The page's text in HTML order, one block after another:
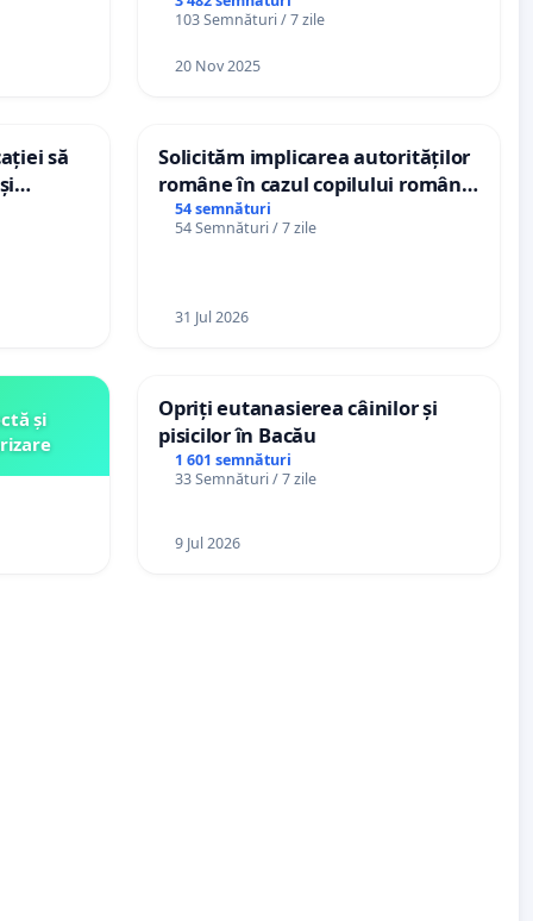
103 Semnături / 7 zile
20 Nov 2025
să
Solicităm implicarea autorităților
române în cazul copilului român
Wiliam Kristian Gheorghe, aflat în
plasament în Danemarca de 12
54 semnături
54 Semnături / 7 zile
31 Jul 2026
și
Opriți eutanasierea câinilor și
pisicilor în Bacău
1 601 semnături
33 Semnături / 7 zile
9 Jul 2026